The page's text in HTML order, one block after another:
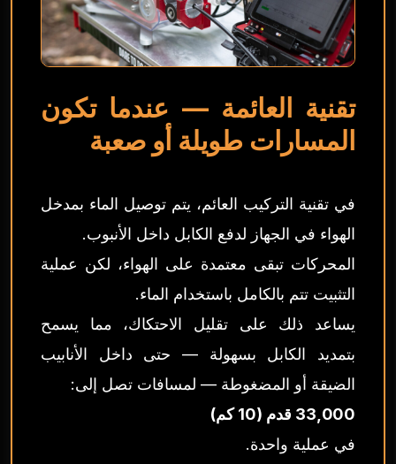
تقنية العائمة — عندما تكون
المسارات طويلة أو صعبة
في تقنية التركيب العائم، يتم توصيل الماء بمدخل
الهواء في الجهاز لدفع الكابل داخل الأنبوب.
المحركات تبقى معتمدة على الهواء، لكن عملية
التثبيت تتم بالكامل باستخدام الماء.
يساعد ذلك على تقليل الاحتكاك، مما يسمح
بتمديد الكابل بسهولة — حتى داخل الأنابيب
الضيقة أو المضغوطة — لمسافات تصل إلى:
33,000 قدم (10 كم)
في عملية واحدة.